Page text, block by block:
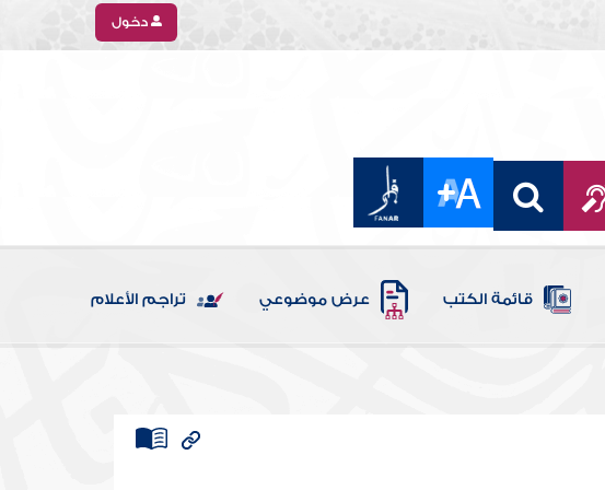
دخول
قائمة الكتب عرض موضوعي تراجم الأعلام